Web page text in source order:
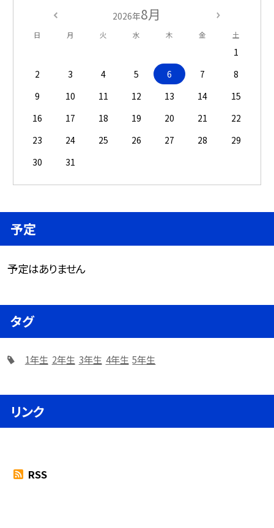
2026年8月
日 月 火 水 木 金 土
1
2
3 4 5 6 7
8
9
10 11 12 13 14
15
16
17 18 19 20 21
22
23
24 25 26 27 28
29
30
31
予定
予定はありません
タグ
1年生 2年生 3年生 4年生 5年生
リンク
RSS